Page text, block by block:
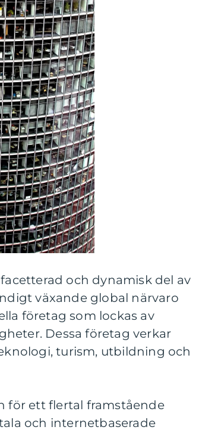
och dynamisk del av
växande global närvaro
företag som lockas av
Dessa företag verkar
turism, utbildning och
för ett flertal framstående
och internetbaserade